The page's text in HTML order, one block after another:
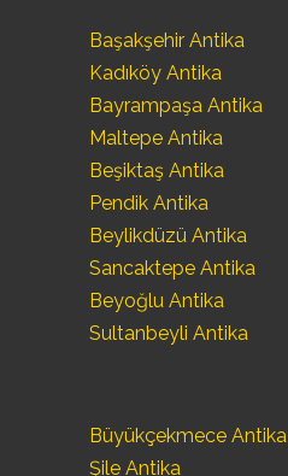
Başakşehir Antika
Kadıköy Antika
Bayrampaşa Antika
Maltepe Antika
Beşiktaş Antika
Pendik Antika
Beylikdüzü Antika
Sancaktepe Antika
Beyoğlu Antika
Sultanbeyli Antika
Büyükçekmece Antika
Şile Antika